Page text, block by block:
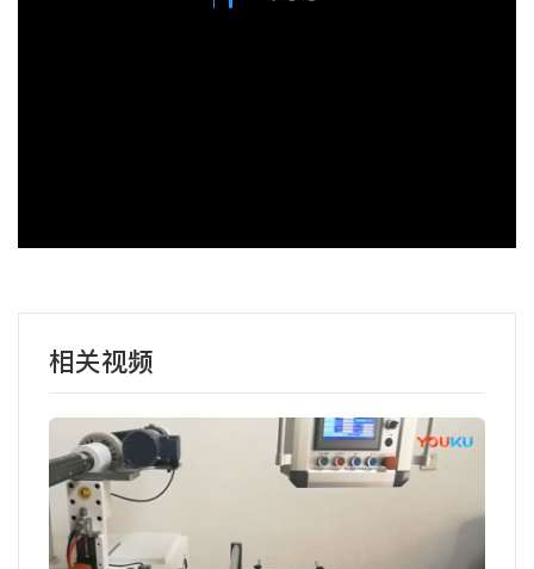
相关视频